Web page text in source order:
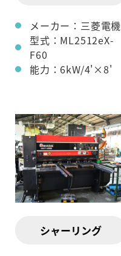
メーカー：三菱電機
型式：ML2512eX-
F60
能力：6kW/4'×8'
シャーリング